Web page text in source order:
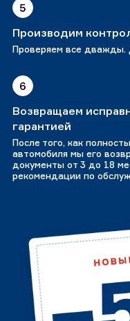
5
Производим
Проверяем все дважды.
6
Возвращаем
гарантией
После того, как
автомобиля мы его
документы от 3 до 18
рекомендации по